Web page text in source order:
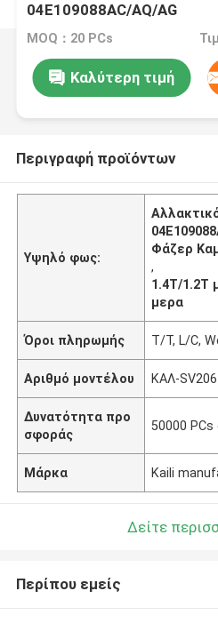
04E109088AC/AQ/AG
MOQ：20 PCs
Καλύτερη τιμή
Περιγραφή προϊόντων
Υψηλό φως:
Φάζερ
,
1.4T/1.2T
μερα
Όροι πληρωμής T/T, L/C,
Αριθμό μοντέλου ΚΑΛ-SV206
Δυνατότητα προ
σφοράς
50000 PCs
Μάρκα Kaili
Δείτε
Περίπου εμείς